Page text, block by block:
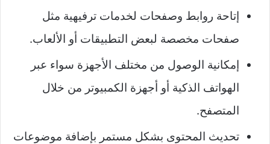
إتاحة روابط وصفحات لخدمات ترفيهية مثل
صفحات مخصصة لبعض التطبيقات أو الألعاب.
إمكانية الوصول من مختلف الأجهزة سواء عبر
الهواتف الذكية أو أجهزة الكمبيوتر من خلال
المتصفح.
تحديث المحتوى بشكل مستمر بإضافة موضوعات